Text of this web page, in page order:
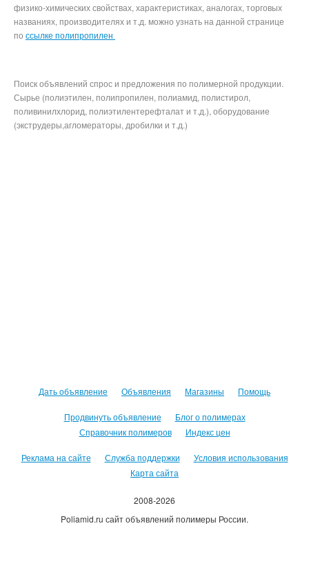
физико-химических свойствах, характеристиках, аналогах, торговых
названиях, производителях и т.д. можно узнать на данной странице
по ссылке полипропилен
Поиск объявлений спрос и предложения по полимерной продукции.
Сырье (полиэтилен, полипропилен, полиамид, полистирол,
поливинилхлорид, полиэтилентерефталат и т.д.), оборудование
(экструдеры,агломераторы, дробилки и т.д.)
Дать объявление Объявления Магазины Помощь
Продвинуть объявление
Блог о полимерах
Справочник полимеров
Индекс цен
Реклама на сайте Служба поддержки
Условия использования
Карта сайта
2008-2026
Poliamid.ru сайт объявлений полимеры России.